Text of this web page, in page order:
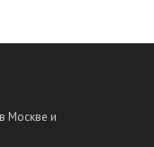
Москве и